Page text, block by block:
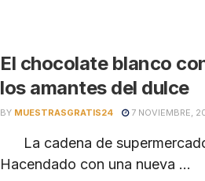
El chocolate blanco
los amantes del dulce
BY MUESTRASGRATIS24 7 NOVIEMBRE,
La cadena de
Hacendado con una nueva ...